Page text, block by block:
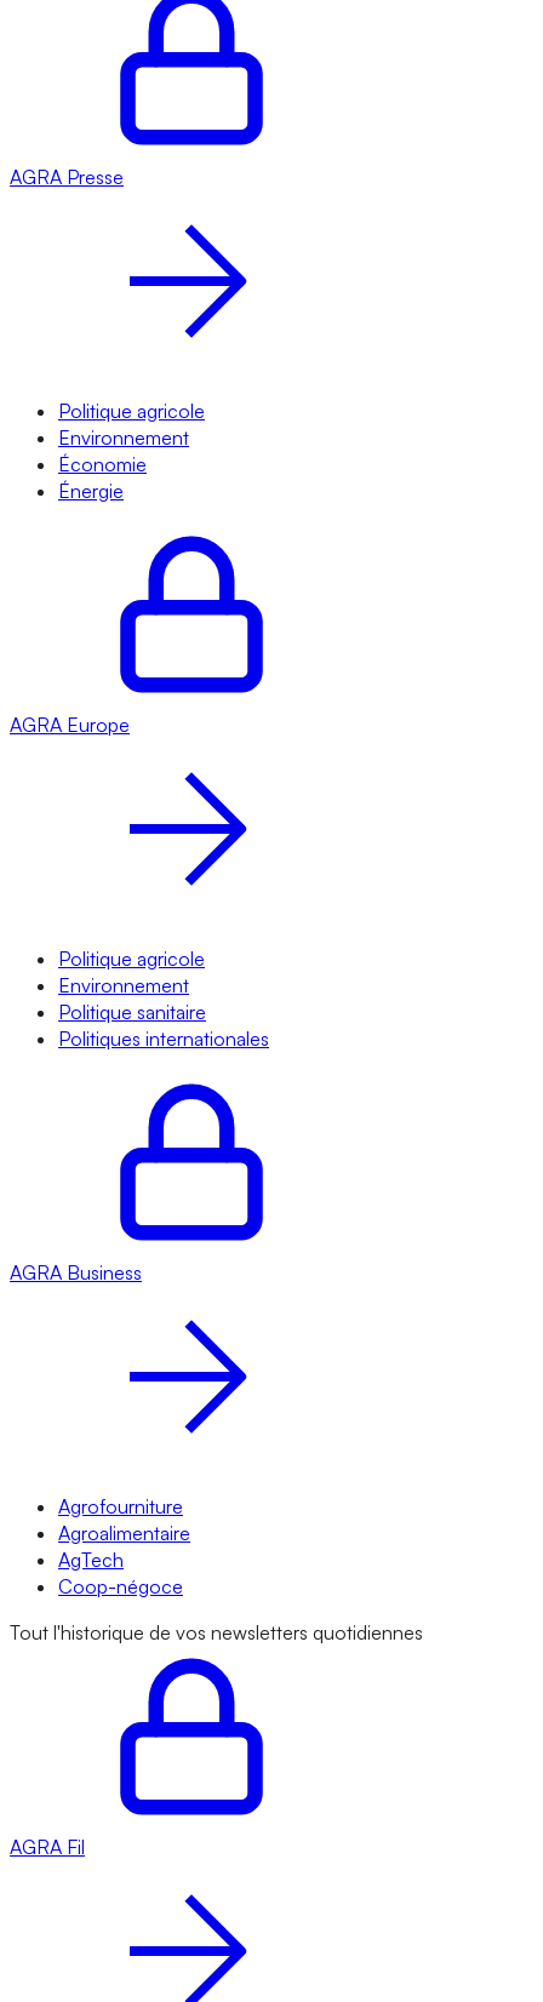
AGRA Presse
Politique agricole
Environnement
Économie
Énergie
AGRA Europe
Politique agricole
Environnement
Politique sanitaire
Politiques internationales
AGRA Business
Agrofourniture
Agroalimentaire
AgTech
Coop-négoce
Tout l'historique de vos newsletters quotidiennes
AGRA Fil